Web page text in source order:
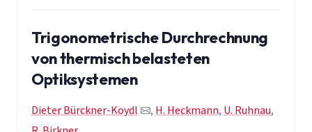
Trigonometrische Durchrechnung
von thermisch belasteten
Optiksystemen
Dieter Bürckner-Koydl , H. Heckmann, U. Ruhnau,